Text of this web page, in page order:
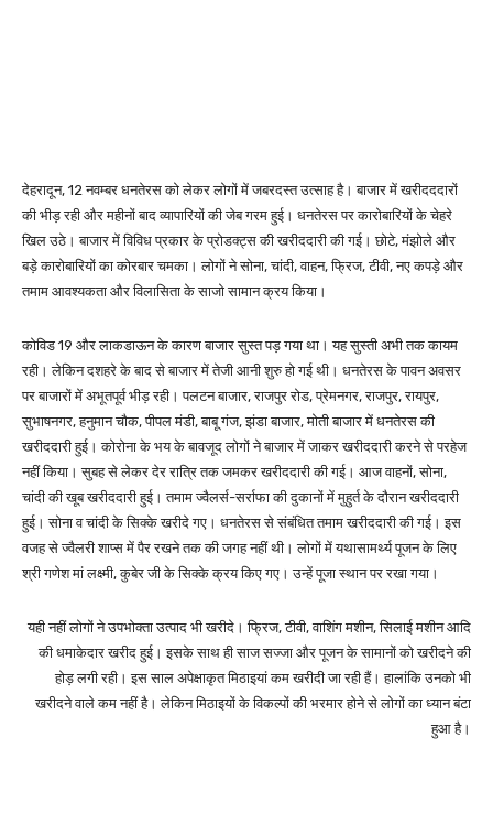
देहरादून, 12 नवम्बर धनतेरस को लेकर लोगों में जबरदस्त उत्साह है। बाजार में खरीदददारों
की भीड़ रही और महीनों बाद व्यापारियों की जेब गरम हुई। धनतेरस पर कारोबारियों के चेहरे
खिल उठे। बाजार में विविध प्रकार के प्रोडक्ट्स की खरीददारी की गई। छोटे, मंझोले और
बड़े कारोबारियों का कोरबार चमका। लोगों ने सोना, चांदी, वाहन, फ्रिज, टीवी, नए कपड़े और
तमाम आवश्यकता और विलासिता के साजो सामान क्रय किया।
कोविड 19 और लाकडाऊन के कारण बाजार सुस्त पड़ गया था। यह सुस्ती अभी तक कायम
रही। लेकिन दशहरे के बाद से बाजार में तेजी आनी शुरु हो गई थी। धनतेरस के पावन अवसर
पर बाजारों में अभूतपूर्व भीड़ रही। पलटन बाजार, राजपुर रोड, प्रेमनगर, राजपुर, रायपुर,
सुभाषनगर, हनुमान चौक, पीपल मंडी, बाबू गंज, झंडा बाजार, मोती बाजार में धनतेरस की
खरीददारी हुई। कोरोना के भय के बावजूद लोगों ने बाजार में जाकर खरीददारी करने से परहेज
नहीं किया। सुबह से लेकर देर रात्रि तक जमकर खरीददारी की गई। आज वाहनों, सोना,
चांदी की खूब खरीददारी हुई। तमाम ज्वैलर्स-सर्राफा की दुकानों में मुहुर्त के दौरान खरीददारी
हुई। सोना व चांदी के सिक्के खरीदे गए। धनतेरस से संबंधित तमाम खरीददारी की गई। इस
वजह से ज्वैलरी शाप्स में पैर रखने तक की जगह नहीं थी। लोगों में यथासामर्थ्य पूजन के लिए
श्री गणेश मां लक्ष्मी, कुबेर जी के सिक्के क्रय किए गए। उन्हें पूजा स्थान पर रखा गया।
यही नहीं लोगों ने उपभोक्ता उत्पाद भी खरीदे। फ्रिज, टीवी, वाशिंग मशीन, सिलाई मशीन आदि
की धमाकेदार खरीद हुई। इसके साथ ही साज सज्जा और पूजन के सामानों को खरीदने की
होड़ लगी रही। इस साल अपेक्षाकृत मिठाइयां कम खरीदी जा रही हैं। हालांकि उनको भी
खरीदने वाले कम नहीं है। लेकिन मिठाइयों के विकल्पों की भरमार होने से लोगों का ध्यान बंटा
हुआ है।